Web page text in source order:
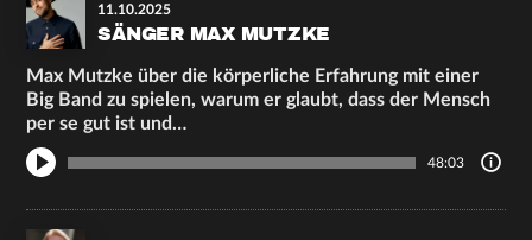
11.10.2025
SÄNGER MAX MUTZKE
Max Mutzke über die körperliche Erfahrung mit einer
Big Band zu spielen, warum er glaubt, dass der Mensch
per se gut ist und…
48:03